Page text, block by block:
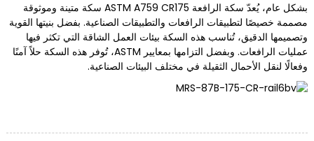
بشكل عام، يُعدّ سكة الرافعة ASTM A759 CR175 سكة متينة وموثوقة
مصممة خصيصًا لتطبيقات الرافعات والتطبيقات الصناعية. بفضل بنيتها القوية
وتصميمها الدقيق، تُناسب هذه السكة بيئات العمل الشاقة التي تكثر فيها
عمليات الرافعات. وبفضل التزامها بمعايير ASTM، تُوفر هذه السكة حلاً آمنًا
وفعالًا لنقل الأحمال الثقيلة في مختلف البيئات الصناعية.